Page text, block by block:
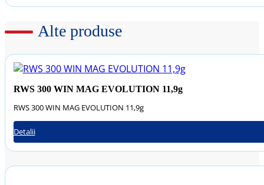
Alte produse
RWS 300 WIN MAG EVOLUTION 11,9g
RWS 300 WIN MAG EVOLUTION 11,9g
Detalii